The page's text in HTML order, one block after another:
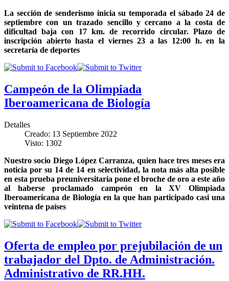
La sección de senderismo inicia su temporada el sábado 24 de
septiembre con un trazado sencillo y cercano a la costa de
dificultad baja con 17 km. de recorrido circular. Plazo de
inscripción abierto hasta el viernes 23 a las 12:00 h. en la
secretaría de deportes
Campeón de la Olimpiada
Iberoamericana de Biología
Detalles
Creado: 13 Septiembre 2022
Visto: 1302
Nuestro socio Diego López Carranza, quien hace tres meses era
noticia por su 14 de 14 en selectividad, la nota más alta posible
en esta prueba preuniversitaria pone el broche de oro a este año
al haberse proclamado campeón en la XV Olimpiada
Iberoamericana de Biología en la que han participado casi una
veintena de países
Oferta de empleo por prejubilación de un
trabajador del Dpto. de Administración.
Administrativo de RR.HH.